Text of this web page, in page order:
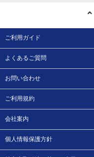
ご利用ガイド
よくあるご質問
お問い合わせ
ご利用規約
会社案内
個人情報保護方針